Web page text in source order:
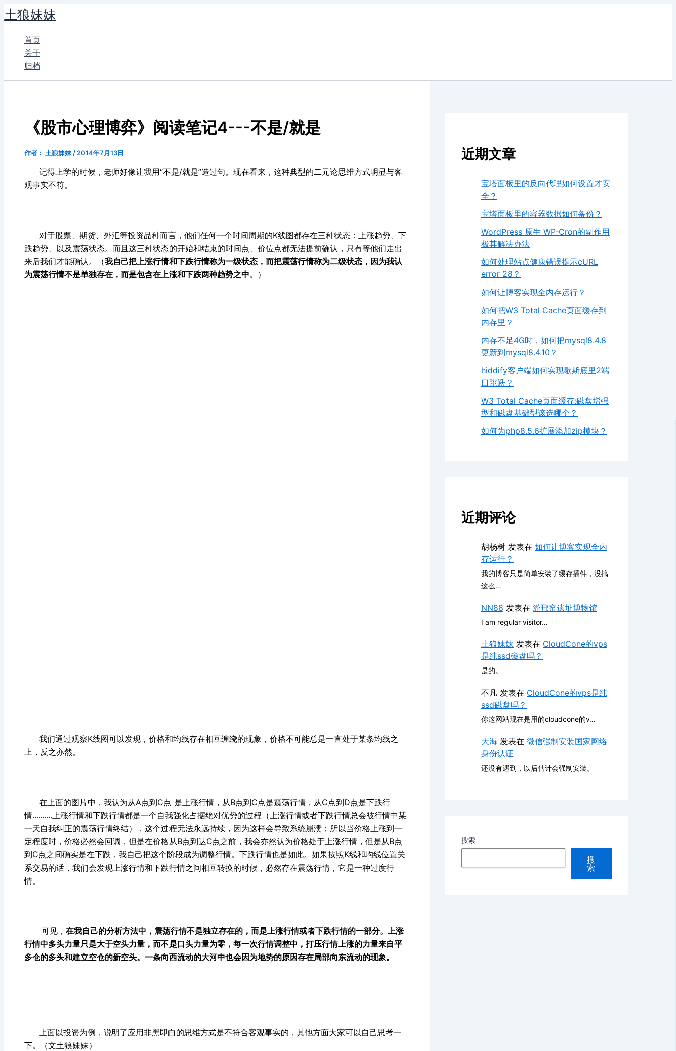
跳
至
土狼妹妹
首页
关于
归档
《股市心理博弈》阅读笔记4---不是/就是
作者： 土狼妹妹 / 2014年7月13日
记得上学的时候，老师好像让我用“不是/就是”造过句。现在看来，这种典型的二元论思维方式明显与客
观事实不符。
对于股票、期货、外汇等投资品种而言，他们任何一个时间周期的K线图都存在三种状态：上涨趋势、下
跌趋势、以及震荡状态。而且这三种状态的开始和结束的时间点、价位点都无法提前确认，只有等他们走出
来后我们才能确认。（我自己把上涨行情和下跌行情称为一级状态，而把震荡行情称为二级状态，因为我认
为震荡行情不是单独存在，而是包含在上涨和下跌两种趋势之中。）
我们通过观察K线图可以发现，价格和均线存在相互缠绕的现象，价格不可能总是一直处于某条均线之
上，反之亦然。
在上面的图片中，我认为从A点到C点 是上涨行情，从B点到C点是震荡行情，从C点到D点是下跌行
情..........上涨行情和下跌行情都是一个自我强化占据绝对优势的过程（上涨行情或者下跌行情总会被行情中某
一天自我纠正的震荡行情终结），这个过程无法永远持续，因为这样会导致系统崩溃；所以当价格上涨到一
定程度时，价格必然会回调，但是在价格从B点到达C点之前，我会亦然认为价格处于上涨行情，但是从B点
到C点之间确实是在下跌，我自己把这个阶段成为调整行情。下跌行情也是如此。如果按照K线和均线位置关
系交易的话，我们会发现上涨行情和下跌行情之间相互转换的时候，必然存在震荡行情，它是一种过度行
情。
可见， 在我自己的分析方法中，震荡行情不是独立存在的，而是上涨行情或者下跌行情的一部分。上涨
行情中多头力量只是大于空头力量，而不是口头力量为零，每一次行情调整中，打压行情上涨的力量来自平
多仓的多头和建立空仓的新空头。一条向西流动的大河中也会因为地势的原因存在局部向东流动的现象。
上面以投资为例，说明了应用非黑即白的思维方式是不符合客观事实的，其他方面大家可以自己思考一
下。（文土狼妹妹）
近期文章
宝塔面板里的反向代理如何设置才安
全？
宝塔面板里的容器数据如何备份？
WordPress 原生 WP-Cron的副作用
极其解决办法
如何处理站点健康错误提示cURL
error 28？
如何让博客实现全内存运行？
如何把W3 Total Cache页面缓存到
内存里？
内存不足4G时，如何把mysql8.4.8
更新到mysql8.4.10？
hiddify客户端如何实现歇斯底里2端
口跳跃？
W3 Total Cache页面缓存:磁盘增强
型和磁盘基础型该选哪个？
如何为php8.5.6扩展添加zip模块？
近期评论
胡杨树 发表在 如何让博客实现全内
存运行？
我的博客只是简单安装了缓存插件，没搞
这么…
NN88 发表在 游邢窑遗址博物馆
I am regular visitor…
土狼妹妹 发表在 CloudCone的vps
是纯ssd磁盘吗？
是的。
不凡 发表在 CloudCone的vps是纯
ssd磁盘吗？
你这网站现在是用的cloudcone的v…
大海 发表在 微信强制安装国家网络
身份认证
还没有遇到，以后估计会强制安装。
搜索
搜
索